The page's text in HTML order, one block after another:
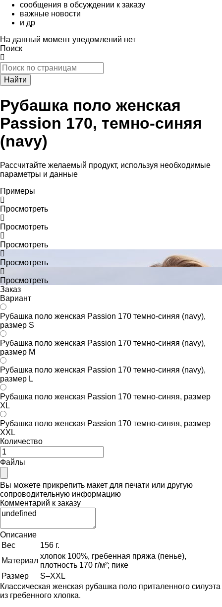
сообщения в обсуждении к заказу
важные новости
и др
На данный момент уведомлений нет
Поиск
Найти
Рубашка поло женская
Passion 170, темно-синяя
(navy)
Рассчитайте желаемый продукт, используя необходимые
параметры и данные
Примеры
Просмотреть
Просмотреть
Просмотреть
Просмотреть
Просмотреть
Заказ
Вариант
Рубашка поло женская Passion 170 темно-синяя (navy),
размер S
Рубашка поло женская Passion 170 темно-синяя (navy),
размер M
Рубашка поло женская Passion 170 темно-синяя (navy),
размер L
Рубашка поло женская Passion 170 темно-синяя, размер
XL
Рубашка поло женская Passion 170 темно-синяя, размер
XXL
Количество
Файлы
Вы можете прикрепить макет для печати или другую
сопроводительную информацию
Комментарий к заказу
Описание
Вес
156 г.
Материал
хлопок 100%, гребенная пряжа (пенье),
плотность 170 г/м²; пике
Размер
S–XXL
Классическая женская рубашка поло приталенного силуэта
из гребенного хлопка.